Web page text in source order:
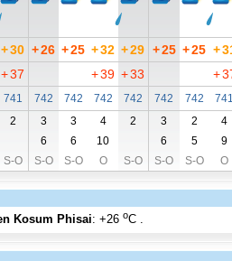
+30 +26 +25 +32 +29 +25 +25 +
+37 +39 +33 +
741 742 742 742 742 742 742 741
2 3 3 4 2 3 2 4
6 6 10 6 5 9
S-O S-O S-O O S-O S-O S-O O
Kosum Phisai: +26 oC .